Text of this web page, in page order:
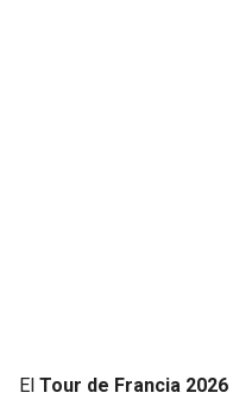
El Tour de Francia 2026